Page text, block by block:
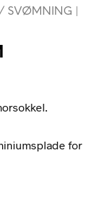
SVØMNING |
for